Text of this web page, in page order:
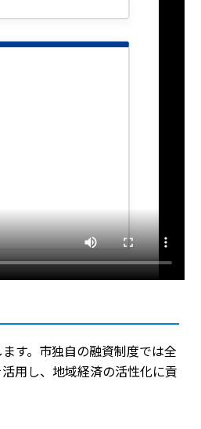
す。市独自の融資制度では全
用し、地域経済の活性化に貢